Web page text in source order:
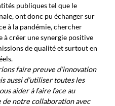
publiques tel que le
ont donc pu échanger sur
à la pandémie, chercher
à créer une synergie positive
de qualité et surtout en
faire preuve d’innovation
aussi d’utiliser toutes les
aider à faire face au
de notre collaboration avec